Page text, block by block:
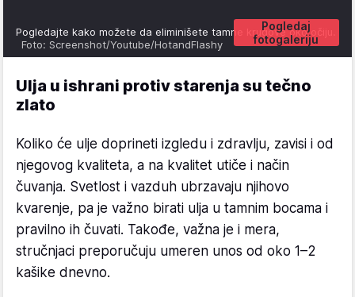
Pogledaj
fotogaleriju
Pogledajte kako možete da eliminišete tamne krugove oko očiju.
Foto: Screenshot/Youtube/HotandFlashy
Ulja u ishrani protiv starenja su tečno
zlato
Koliko će ulje doprineti izgledu i zdravlju, zavisi i od
njegovog kvaliteta, a na kvalitet utiče i način
čuvanja. Svetlost i vazduh ubrzavaju njihovo
kvarenje, pa je važno birati ulja u tamnim bocama i
pravilno ih čuvati. Takođe, važna je i mera,
stručnjaci preporučuju umeren unos od oko 1–2
kašike dnevno.